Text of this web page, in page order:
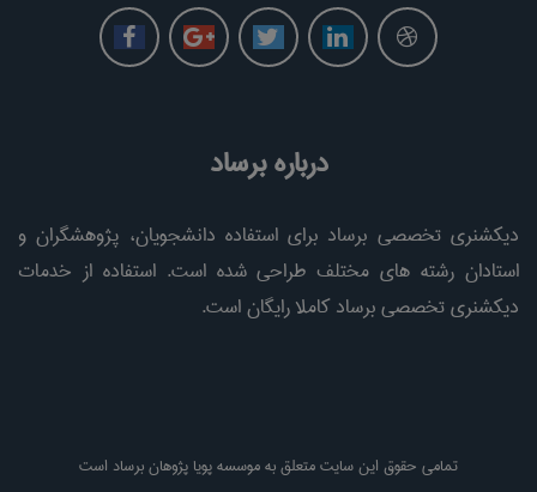
درباره برساد
دیکشنری تخصصی برساد برای استفاده دانشجویان، پژوهشگران و
استادان رشته های مختلف طراحی شده است. استفاده از خدمات
دیکشنری تخصصی برساد کاملا رایگان است.
تمامی حقوق این سایت متعلق به موسسه پویا پژوهان برساد است